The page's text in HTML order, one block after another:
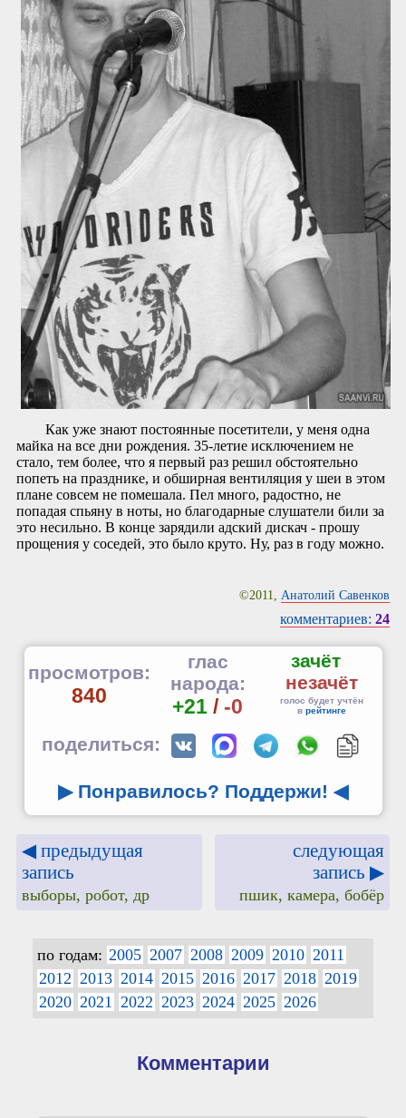
Как уже знают постоянные посетители, у меня одна
майка на все дни рождения. 35-летие исключением не
стало, тем более, что я первый раз решил обстоятельно
попеть на празднике, и обширная вентиляция у шеи в этом
плане совсем не помешала. Пел много, радостно, не
попадая спьяну в ноты, но благодарные слушатели били за
это несильно. В конце зарядили адский дискач - прошу
прощения у соседей, это было круто. Ну, раз в году можно.
©2011, Анатолий Савенков
комментариев: 24
просмотров:
840
глас
народа:
+21 / -0
зачёт
незачёт
голос будет учтён
в рейтинге
поделиться:
▶ Понравилось? Поддержи! ◀
◀ предыдущая
запись
выборы, робот, др
следующая
запись ▶
пшик, камера, бобёр
по годам: 2005 2007 2008 2009 2010 2011
2012 2013 2014 2015 2016 2017 2018 2019
2020 2021 2022 2023 2024 2025 2026
Комментарии